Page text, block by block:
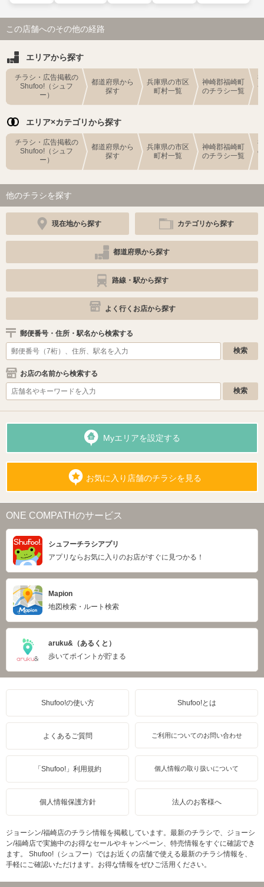
この店舗へのその他の経路
エリアから探す
チラシ・広告掲載の
Shufoo!（シュフ
ー）
都道府県から
探す
兵庫県の市区
町村一覧
神崎郡福崎町
のチラシ一覧
エリア×カテゴリから探す
チラシ・広告掲載の
Shufoo!（シュフ
ー）
都道府県から
探す
兵庫県の市区
町村一覧
神崎郡福崎町
のチラシ一覧
他のチラシを探す
現在地から探す カテゴリから探す
都道府県から探す
路線・駅から探す
よく行くお店から探す
郵便番号・住所・駅名から検索する
お店の名前から検索する
Myエリアを設定する
お気に入り店舗のチラシを見る
ONE COMPATHのサービス
シュフーチラシアプリ
アプリならお気に入りのお店がすぐに見つかる！
Mapion
地図検索・ルート検索
aruku&（あるくと）
歩いてポイントが貯まる
Shufoo!の使い方 Shufoo!とは
よくあるご質問 ご利用についてのお問い合わせ
「Shufoo!」利用規約 個人情報の取り扱いについて
個人情報保護方針 法人のお客様へ
ジョーシン/福崎店のチラシ情報を掲載しています。最新のチラシで、ジョーシ
ン/福崎店で実施中のお得なセールやキャンペーン、特売情報をすぐに確認でき
ます。 Shufoo!（シュフー）ではお近くの店舗で使える最新のチラシ情報を、
手軽にご確認いただけます。お得な情報をぜひご活用ください。